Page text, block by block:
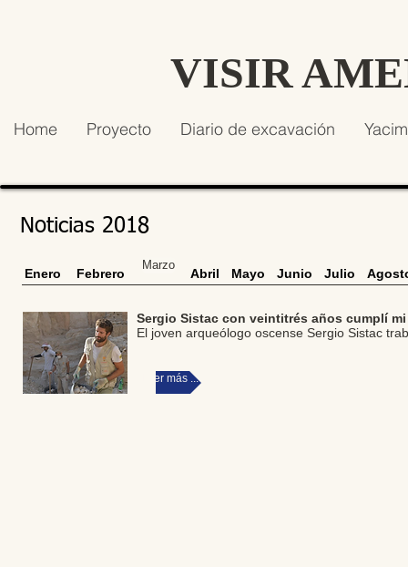
VISIR
Home Proyecto Diario de excavación
Noticias 2018
Enero Febrero
Marzo
Abril Mayo Junio Julio
Sergio Sistac con veintitrés años cumplí
El joven arqueólogo oscense Sergio Sistac
Leer más ...